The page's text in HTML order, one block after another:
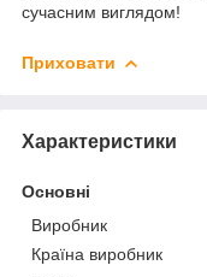
сучасним виглядом!
Приховати
Характеристики
Основні
Виробник
Країна виробник